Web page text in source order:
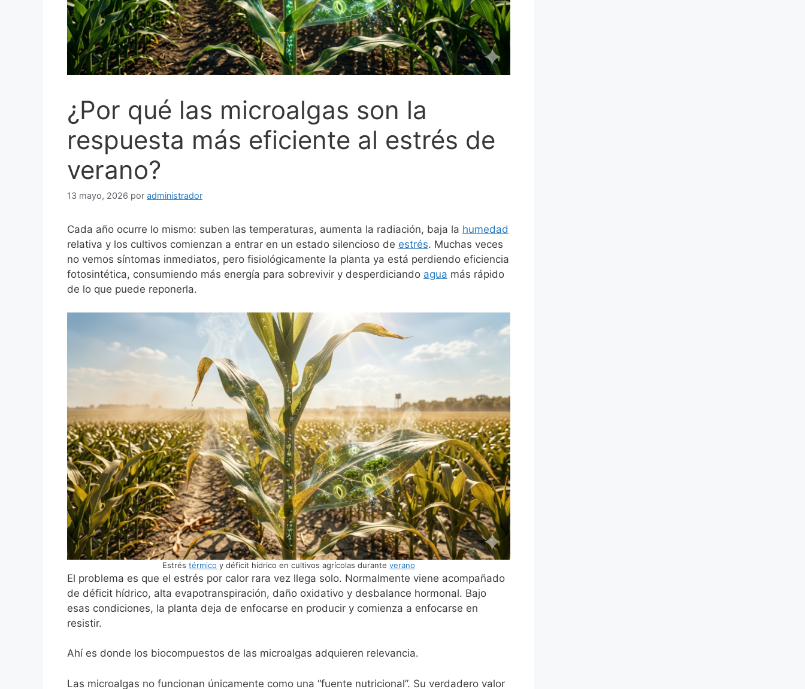
¿Por qué las microalgas son la
respuesta más eficiente al estrés de
verano?
13 mayo, 2026 por administrador
Cada año ocurre lo mismo: suben las temperaturas, aumenta la radiación, baja la humedad
relativa y los cultivos comienzan a entrar en un estado silencioso de estrés. Muchas veces
no vemos síntomas inmediatos, pero fisiológicamente la planta ya está perdiendo eficiencia
fotosintética, consumiendo más energía para sobrevivir y desperdiciando agua más rápido
de lo que puede reponerla.
Estrés térmico y déficit hídrico en cultivos agrícolas durante verano
El problema es que el estrés por calor rara vez llega solo. Normalmente viene acompañado
de déficit hídrico, alta evapotranspiración, daño oxidativo y desbalance hormonal. Bajo
esas condiciones, la planta deja de enfocarse en producir y comienza a enfocarse en
resistir.
Ahí es donde los biocompuestos de las microalgas adquieren relevancia.
Las microalgas no funcionan únicamente como una “fuente nutricional”. Su verdadero valor